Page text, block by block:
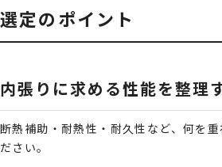
選定のポイント
内張りに求める性能を整理
断熱補助・耐熱性・耐久性など、何を
ださい。